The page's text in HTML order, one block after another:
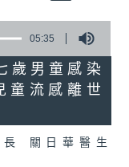
05:35
男童感染
童流感離世
關日華醫生